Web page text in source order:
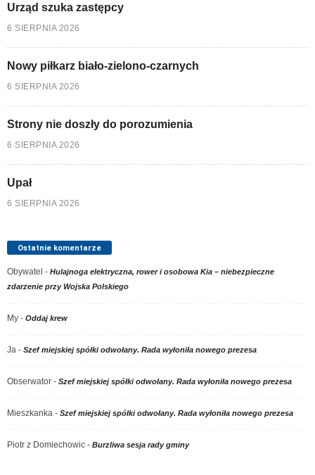
Urząd szuka zastępcy
6 SIERPNIA 2026
Nowy piłkarz biało-zielono-czarnych
6 SIERPNIA 2026
Strony nie doszły do porozumienia
6 SIERPNIA 2026
Upał
6 SIERPNIA 2026
Ostatnie komentarze
Obywatel - Hulajnoga elektryczna, rower i osobowa Kia – niebezpieczne
zdarzenie przy Wojska Polskiego
My - Oddaj krew
Ja - Szef miejskiej spółki odwołany. Rada wyłoniła nowego prezesa
Obserwator - Szef miejskiej spółki odwołany. Rada wyłoniła nowego prezesa
Mieszkanka - Szef miejskiej spółki odwołany. Rada wyłoniła nowego prezesa
Piotr z Domiechowic - Burzliwa sesja rady gminy